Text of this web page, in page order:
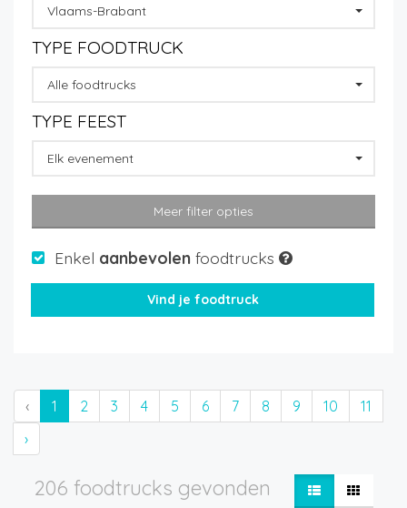
Vlaams-Brabant
TYPE FOODTRUCK
Alle foodtrucks
TYPE FEEST
Elk evenement
Meer filter opties
Enkel aanbevolen foodtrucks
‹ 1 2 3 4 5 6 7 8 9 10
11
›
206 foodtrucks gevonden